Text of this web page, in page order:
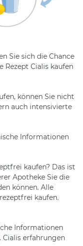
Sie sich die Chance
Rezept Cialis kaufen
können Sie nicht
auch intensivierte
Informationen
kaufen? Das ist
Apotheke Sie die
können. Alle
kaufen.
Informationen
erfahrungen